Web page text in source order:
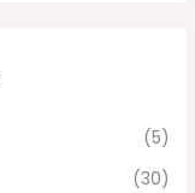
(5)
(30)